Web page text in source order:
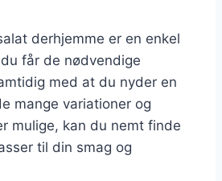
derhjemme er en enkel
får de nødvendige
med at du nyder en
mange variationer og
mulige, kan du nemt finde
til din smag og